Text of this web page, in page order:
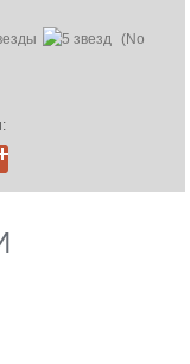
(No